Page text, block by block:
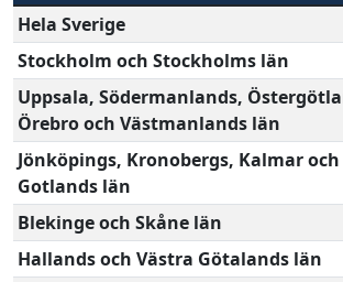
Hela Sverige
Stockholm och Stockholms län
Uppsala, Södermanlands,
Örebro och Västmanlands län
Jönköpings, Kronobergs, Kalmar och
Gotlands län
Blekinge och Skåne län
Hallands och Västra Götalands län